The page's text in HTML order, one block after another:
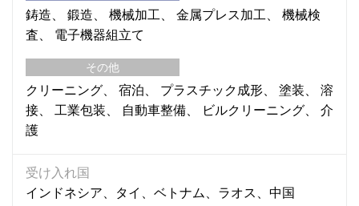
鋳造 鍛造 機械加工 金属プレス加工
機械検
査
電子機器組立て
その他
クリーニング 宿泊 プラスチック成形 塗装
溶
接
工業包装 自動車整備 ビルクリーニング
介
護
受け入れ国
インドネシア、タイ、ベトナム、ラオス、中国